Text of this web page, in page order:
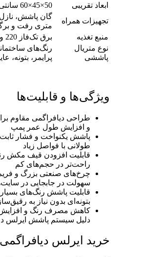
ابعاد تقریبی
50×45×60 سانتی‌متر
تجهیزات همراه
متری رفت و
منبع تغذیه
برق تک‌فاز 220 ولت / 50 هرتز
نوع متریال
پاششی
رنگ‌های
پرایمر، بتونه،
ویژگی‌ها و قابلیت‌ها
طراحی دیافراگمی مقاوم
و افزایش طول عمر پمپ​
پاشش یکنواخت و فشار
طولانی با فواصل زیاد​
قابلیت افزودن قیف مکش
راحت‌تر در حجم‌های کم​
چرخ‌های صنعتی بزرگ و
سهولت در جابجایی در
قابلیت پاشش رنگ‌های
بتونه‌ای بدون نیاز به
کاهش مصرف رنگ و افزایش
دلیل سیستم پاشش ایرلس
خرید ایرلس دیافراگمی VDA400